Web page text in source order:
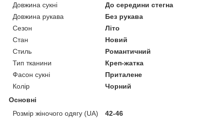
Довжина сукні
До середини стегна
Довжина рукава
Без рукава
Сезон
Літо
Стан
Новий
Стиль
Романтичний
Тип тканини
Креп-жатка
Фасон сукні
Приталене
Колір
Чорний
Основні
Розмір жіночого одягу (UA)
42-46